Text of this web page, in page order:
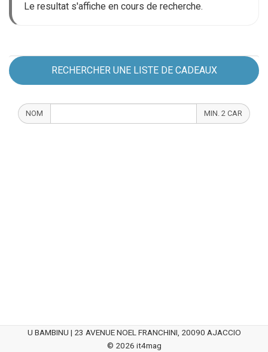
Le resultat s'affiche en cours de recherche.
RECHERCHER UNE LISTE DE CADEAUX
NOM MIN. 2 CAR
U BAMBINU | 23 AVENUE NOEL FRANCHINI, 20090 AJACCIO
© 2026 it4mag